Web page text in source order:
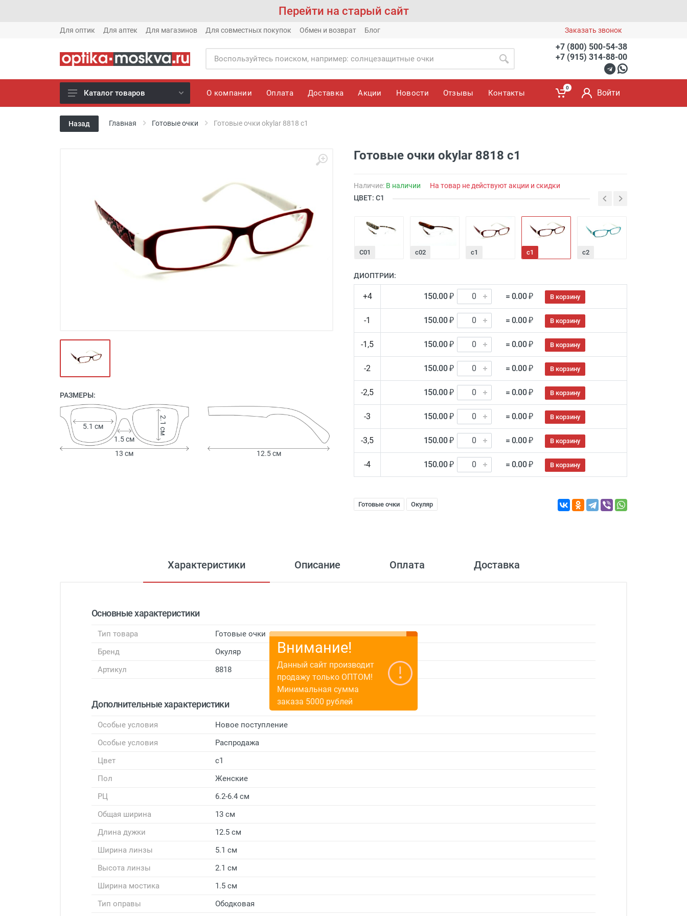
Перейти на старый сайт
Для оптик Для аптек Для магазинов Для совместных покупок Обмен и возврат Блог Заказать звонок
+7 (800) 500-54-38
+7 (915) 314-88-00
Новое готовые очки (1621)
Новое солнце (1613)
Известные бренды (212)
Футляры и мешки (1412)
Красота и здоровье (353)
Атрибуты для оптики (59)
Каталог товаров О компании Оплата Доставка Акции Новости Отзывы Контакты
0
Войти
Назад Главная Готовые очки Готовые очки okylar 8818 c1
РАЗМЕРЫ:
1.5 см
5.1 см 2.1 см
13 см 12.5 см
Готовые очки okylar 8818 c1
Наличие: В наличии
На товар не действуют акции и скидки
ЦВЕТ: С1
С01 с02 с1 с1 с2
ДИОПТРИИ:
+4 150.00 ₽ = 0.00 ₽ В корзину
-1 150.00 ₽ = 0.00 ₽ В корзину
-1,5 150.00 ₽ = 0.00 ₽ В корзину
-2 150.00 ₽ = 0.00 ₽ В корзину
-2,5 150.00 ₽ = 0.00 ₽ В корзину
-3 150.00 ₽ = 0.00 ₽ В корзину
-3,5 150.00 ₽ = 0.00 ₽ В корзину
-4 150.00 ₽ = 0.00 ₽ В корзину
Готовые очки Окуляр
Характеристики Описание Оплата Доставка
Основные характеристики
Тип товара
Готовые очки
Бренд
Окуляр
Артикул
8818
Дополнительные характеристики
Особые условия
Новое поступление
Особые условия
Распродажа
Цвет
с1
Пол
Женские
РЦ
6.2-6.4 см
Общая ширина
13 см
Длина дужки
12.5 см
Ширина линзы
5.1 см
Высота линзы
2.1 см
Ширина мостика
1.5 см
Тип оправы
Ободковая
Внимание!
Данный сайт производит
продажу только ОПТОМ!
Минимальная сумма
заказа 5000 рублей